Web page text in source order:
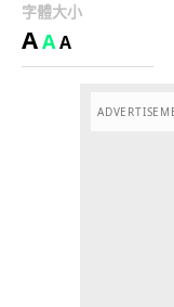
字體大小
AAA